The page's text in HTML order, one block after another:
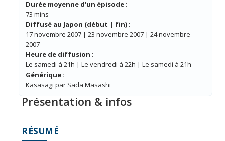
Durée moyenne d'un épisode :
73 mins
Diffusé au Japon (début | fin) :
17 novembre 2007 | 23 novembre 2007 | 24 novembre
2007
Heure de diffusion :
Le samedi à 21h | Le vendredi à 22h | Le samedi à 21h
Générique :
Kasasagi par Sada Masashi
Présentation & infos
RÉSUMÉ